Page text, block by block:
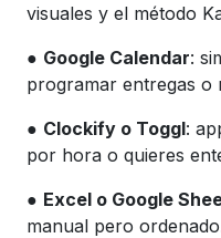
visuales y el método
● Google Calendar:
programar entregas o
● Clockify o Toggl:
por hora o quieres
● Excel o Google
manual pero